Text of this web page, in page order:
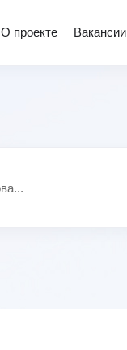
О проекте Вакансии